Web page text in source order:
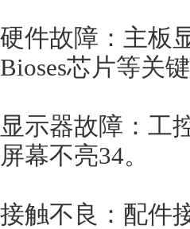
硬件故障：主板
Bioses芯片等关键
显示器故障：工
屏幕不亮34。
接触不良：配